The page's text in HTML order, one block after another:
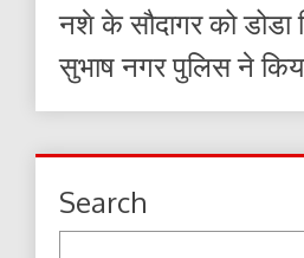
नशे के सौदागर को डोडा
सुभाष नगर पुलिस ने
Search